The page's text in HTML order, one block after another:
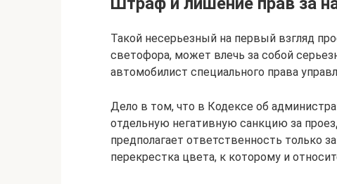
Такой несерьезный на первый взгляд
светофора, может влечь за собой
автомобилист специального права
Дело в том, что в Кодексе об
отдельную негативную санкцию за
предполагает ответственность только
перекрестка цвета, к которому и